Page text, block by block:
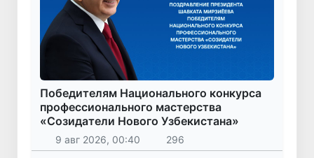
Победителям Национального конкурса
профессионального мастерства
«Созидатели Нового Узбекистана»
9 авг 2026, 00:40 296